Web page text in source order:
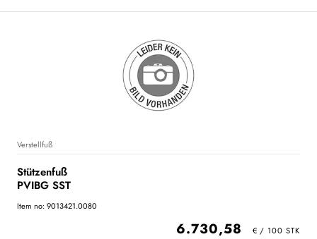
Verstellfuß
Stützenfuß
PVIBG SST
Item no: 9013421.0080
6.730,58